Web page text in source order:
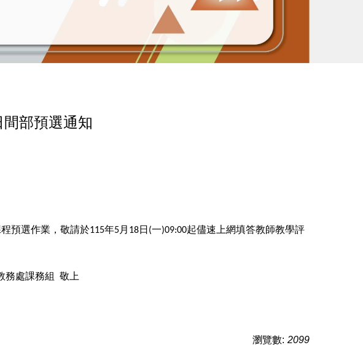
間部預選通知
預選作業，敬請於115年5月 18日 (一)09:00起儘速上網填答教師教學評
務處課務組 敬上
瀏覽數: 2099